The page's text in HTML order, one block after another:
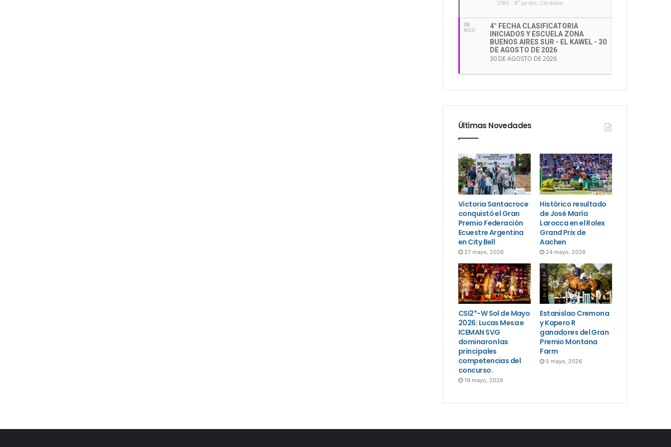
3589 - Bº Jardín, Córdoba.
30
AGO
4° FECHA CLASIFICATORIA
INICIADOS Y ESCUELA ZONA
BUENOS AIRES SUR - EL KAWEL - 30
DE AGOSTO DE 2026
30 DE AGOSTO DE 2026
Últimas Novedades
Victoria Santacroce
conquistó el Gran
Premio Federación
Ecuestre Argentina
en City Bell
27 mayo, 2026
Histórico resultado
de José María
Larocca en el Rolex
Grand Prix de
Aachen
24 mayo, 2026
CSI2*-W Sol de Mayo
2026: Lucas Mesa e
ICEMAN SVG
dominaron las
principales
competencias del
concurso.
19 mayo, 2026
Estanislao Cremona
y Kapero R
ganadores del Gran
Premio Montana
Farm
5 mayo, 2026